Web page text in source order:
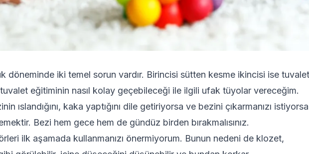
döneminde iki temel sorun vardır. Birincisi sütten kesme ikincisi ise tuvalet
eğitiminin nasıl kolay geçebileceği ile ilgili ufak tüyolar vereceğim.
ıslandığını, kaka yaptığını dile getiriyorsa ve bezini çıkarmanızı istiyorsa
Bezi hem gece hem de gündüz birden bırakmalısınız.
ilk aşamada kullanmanızı önermiyorum. Bunun nedeni de klozet,